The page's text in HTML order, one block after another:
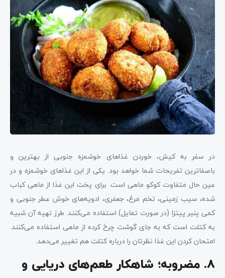
در سفر به کیش، خوردن غذاهای خوشمزه جنوبی از بهترین و
باصفاترین تفریحات شما خواهد بود. یکی از این غذاهای خوشمزه و در
عین حال متفاوت کوکو ماهی است. برای پخت این غذا از ماهی کباب
شده، سیب زمینی، تخم مرغ، جعفری، ادویه‌های خوش عطر جنوبی و
کمی پنیر پیتزا (در صورت تمایل) استفاده می‌کنند. طرز تهیه آن شبیه
به کتلت است که به جای گوشت چرخ کرده از ماهی استفاده می‌کنند.
امتحان کردن این غذا نظرتان را درباره کتلت هم تغییر می‌دهد.
8. مضروبه؛ شاهکار طعم‌های دریایی و